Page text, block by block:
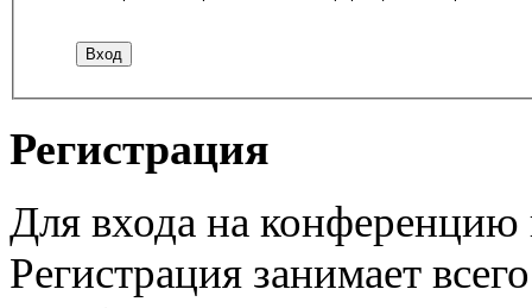
Регистрация
Для входа на
Регистрация занимает